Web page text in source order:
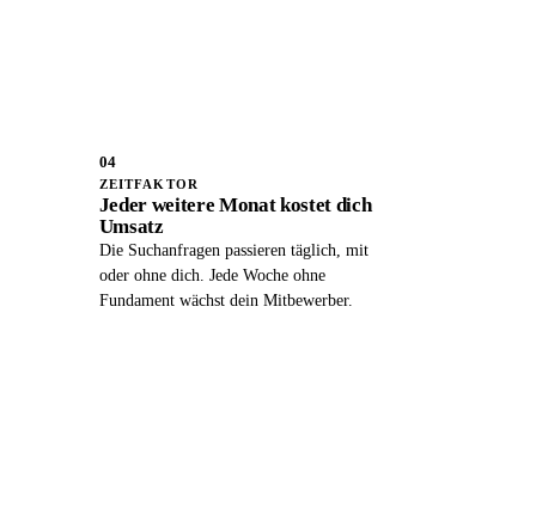
04
ZEITFAKTOR
Jeder weitere Monat kostet dich
Umsatz
Die Suchanfragen passieren täglich, mit
oder ohne dich. Jede Woche ohne
Fundament wächst dein Mitbewerber.